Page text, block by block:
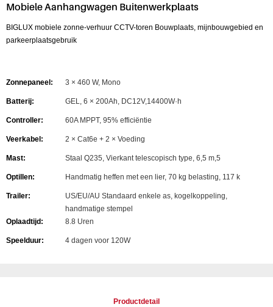
Mobiele Aanhangwagen Buitenwerkplaats
BIGLUX mobiele zonne-verhuur CCTV-toren Bouwplaats, mijnbouwgebied en
parkeerplaatsgebruik
Zonnepaneel: 3 × 460 W, Mono
Batterij: GEL, 6 × 200Ah, DC12V,14400W·h
Controller: 60A MPPT, 95% efficiëntie
Veerkabel: 2 × Cat6e + 2 × Voeding
Mast: Staal Q235, Vierkant telescopisch type, 6,5 m,5
Optillen: Handmatig heffen met een lier, 70 kg belasting, 117 k
Trailer:
US/EU/AU Standaard enkele as, kogelkoppeling,
handmatige stempel
Oplaadtijd:
8.8 Uren
Speelduur: 4 dagen voor 120W
Productdetail